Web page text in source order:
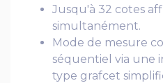
Jusqu'à 32 cotes
simultanément.
Mode de mesure
séquentiel via une
type grafcet